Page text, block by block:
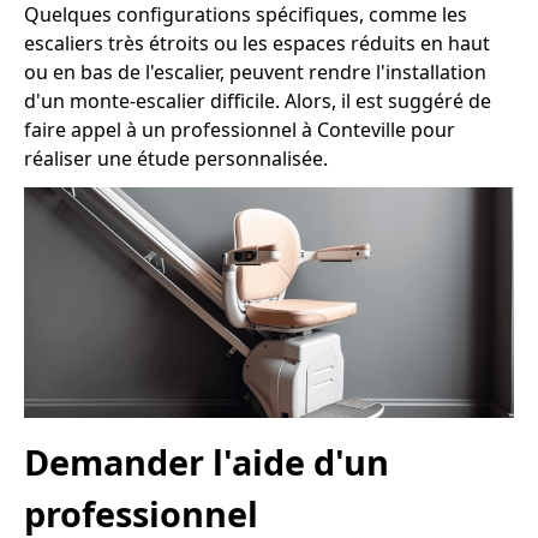
Quelques configurations spécifiques, comme les
escaliers très étroits ou les espaces réduits en haut
ou en bas de l'escalier, peuvent rendre l'installation
d'un monte-escalier difficile. Alors, il est suggéré de
faire appel à un professionnel à Conteville pour
réaliser une étude personnalisée.
Demander l'aide d'un
professionnel